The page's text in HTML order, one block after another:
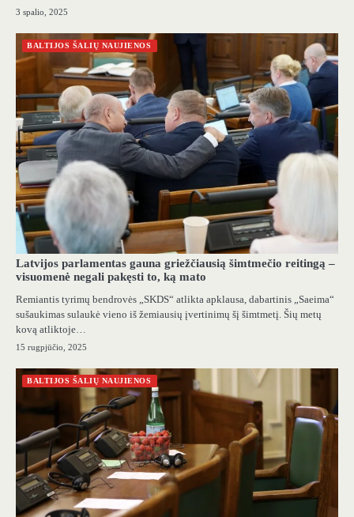
3 spalio, 2025
BALTIJOS ŠALIŲ NAUJIENOS
Latvijos parlamentas gauna griežčiausią šimtmečio reitingą –
visuomenė negali pakęsti to, ką mato
Remiantis tyrimų bendrovės „SKDS“ atlikta apklausa, dabartinis „Saeima“
sušaukimas sulaukė vieno iš žemiausių įvertinimų šį šimtmetį. Šių metų
kovą atliktoje…
15 rugpjūčio, 2025
BALTIJOS ŠALIŲ NAUJIENOS